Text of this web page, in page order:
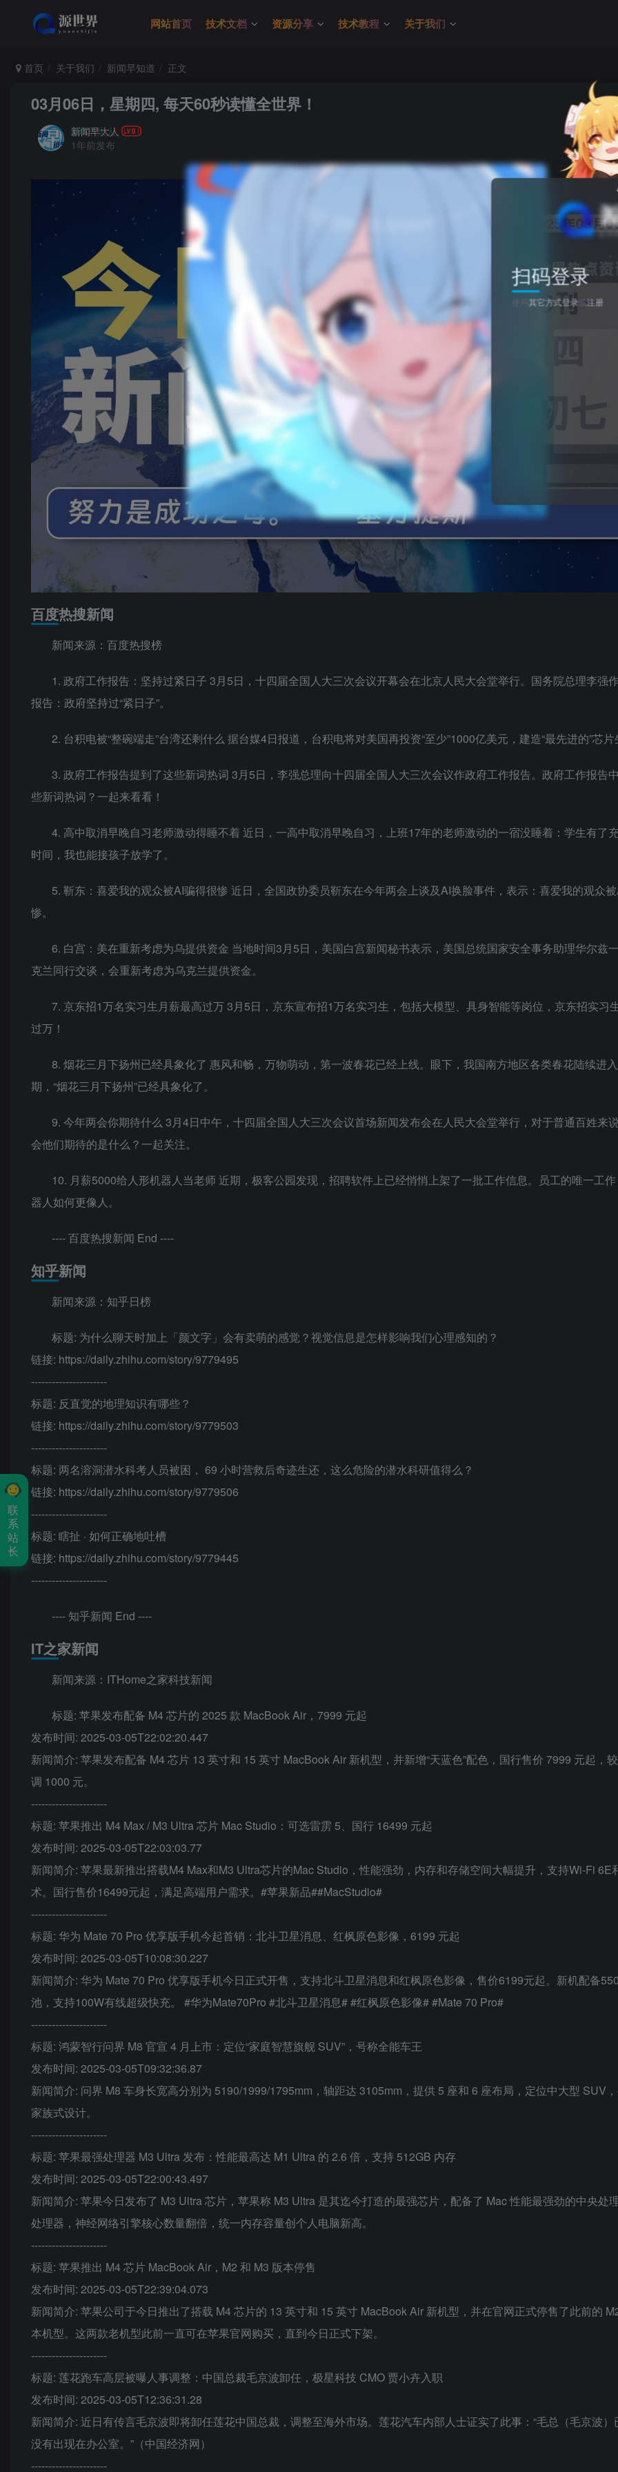
网站首页 技术文档 资源分享 技术教程 关于我们
首页 关于我们 新闻早知道 正文
03月06日，星期四, 每天60秒读懂全世界！
新闻早大人
1年前发布
关注
0
百度热搜新闻
新闻来源：百度热搜榜
1. 政府工作报告：坚持过紧日子 3月5日，十四届全国人大三次会议开幕会在北京人民大会堂举行。国务院总理李强
报告：政府坚持过“紧日子”。
2. 台积电被“整碗端走”台湾还剩什么 据台媒4日报道，台积电将对美国再投资“至少”1000亿美元，建造“最先进的”芯片
3. 政府工作报告提到了这些新词热词 3月5日，李强总理向十四届全国人大三次会议作政府工作报告。政府工作报告
些新词热词？一起来看看！
4. 高中取消早晚自习老师激动得睡不着 近日，一高中取消早晚自习，上班17年的老师激动的一宿没睡着：学生有了
时间，我也能接孩子放学了。
5. 靳东：喜爱我的观众被AI骗得很惨 近日，全国政协委员靳东在今年两会上谈及AI换脸事件，表示：喜爱我的观众
惨。
6. 白宫：美在重新考虑为乌提供资金 当地时间3月5日，美国白宫新闻秘书表示，美国总统国家安全事务助理华尔兹
克兰同行交谈，会重新考虑为乌克兰提供资金。
7. 京东招1万名实习生月薪最高过万 3月5日，京东宣布招1万名实习生，包括大模型、具身智能等岗位，京东招实习
过万！
8. 烟花三月下扬州已经具象化了 惠风和畅，万物萌动，第一波春花已经上线。眼下，我国南方地区各类春花陆续进
期，“烟花三月下扬州”已经具象化了。
9. 今年两会你期待什么 3月4日中午，十四届全国人大三次会议首场新闻发布会在人民大会堂举行，对于普通百姓来
会他们期待的是什么？一起关注。
10. 月薪5000给人形机器人当老师 近期，极客公园发现，招聘软件上已经悄悄上架了一批工作信息。员工的唯一工
器人如何更像人。
---- 百度热搜新闻 End ----
知乎新闻
新闻来源：知乎日榜
标题: 为什么聊天时加上「颜文字」会有卖萌的感觉？视觉信息是怎样影响我们心理感知的？
链接: https://daily.zhihu.com/story/9779495
----------------------
标题: 反直觉的地理知识有哪些？
链接: https://daily.zhihu.com/story/9779503
----------------------
标题: 两名溶洞潜水科考人员被困， 69 小时营救后奇迹生还，这么危险的潜水科研值得么？
链接: https://daily.zhihu.com/story/9779506
----------------------
标题: 瞎扯 · 如何正确地吐槽
链接: https://daily.zhihu.com/story/9779445
----------------------
---- 知乎新闻 End ----
IT之家新闻
新闻来源：ITHome之家科技新闻
标题: 苹果发布配备 M4 芯片的 2025 款 MacBook Air，7999 元起
发布时间: 2025-03-05T22:02:20.447
新闻简介: 苹果发布配备 M4 芯片 13 英寸和 15 英寸 MacBook Air 新机型，并新增“天蓝色”配色，国行售价 7999 元起，
调 1000 元。
----------------------
标题: 苹果推出 M4 Max / M3 Ultra 芯片 Mac Studio：可选雷雳 5、国行 16499 元起
发布时间: 2025-03-05T22:03:03.77
新闻简介: 苹果最新推出搭载M4 Max和M3 Ultra芯片的Mac Studio，性能强劲，内存和存储空间大幅提升，支持Wi-Fi 6E
术。国行售价16499元起，满足高端用户需求。#苹果新品##MacStudio#
----------------------
标题: 华为 Mate 70 Pro 优享版手机今起首销：北斗卫星消息、红枫原色影像，6199 元起
发布时间: 2025-03-05T10:08:30.227
新闻简介: 华为 Mate 70 Pro 优享版手机今日正式开售，支持北斗卫星消息和红枫原色影像，售价6199元起。新机配备
池，支持100W有线超级快充。 #华为Mate70Pro #北斗卫星消息# #红枫原色影像# #Mate 70 Pro#
----------------------
标题: 鸿蒙智行问界 M8 官宣 4 月上市：定位“家庭智慧旗舰 SUV”，号称全能车王
发布时间: 2025-03-05T09:32:36.87
新闻简介: 问界 M8 车身长宽高分别为 5190/1999/1795mm，轴距达 3105mm，提供 5 座和 6 座布局，定位中大型 SUV
家族式设计。
----------------------
标题: 苹果最强处理器 M3 Ultra 发布：性能最高达 M1 Ultra 的 2.6 倍，支持 512GB 内存
发布时间: 2025-03-05T22:00:43.497
新闻简介: 苹果今日发布了 M3 Ultra 芯片，苹果称 M3 Ultra 是其迄今打造的最强芯片，配备了 Mac 性能最强劲的中央处
处理器，神经网络引擎核心数量翻倍，统一内存容量创个人电脑新高。
----------------------
标题: 苹果推出 M4 芯片 MacBook Air，M2 和 M3 版本停售
发布时间: 2025-03-05T22:39:04.073
新闻简介: 苹果公司于今日推出了搭载 M4 芯片的 13 英寸和 15 英寸 MacBook Air 新机型，并在官网正式停售了此前的
本机型。这两款老机型此前一直可在苹果官网购买，直到今日正式下架。
----------------------
标题: 莲花跑车高层被曝人事调整：中国总裁毛京波卸任，极星科技 CMO 贾小卉入职
发布时间: 2025-03-05T12:36:31.28
新闻简介: 近日有传言毛京波即将卸任莲花中国总裁，调整至海外市场。莲花汽车内部人士证实了此事：“毛总（毛京波）
没有出现在办公室。”（中国经济网）
----------------------
扫码登录
使用其它方式登录 或注册
联
系
站
长